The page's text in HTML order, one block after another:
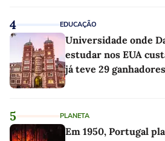
4 EDUCAÇÃO
Universidade onde
estudar nos EUA
já teve 29
5 PLANETA
Em 1950, Portugal